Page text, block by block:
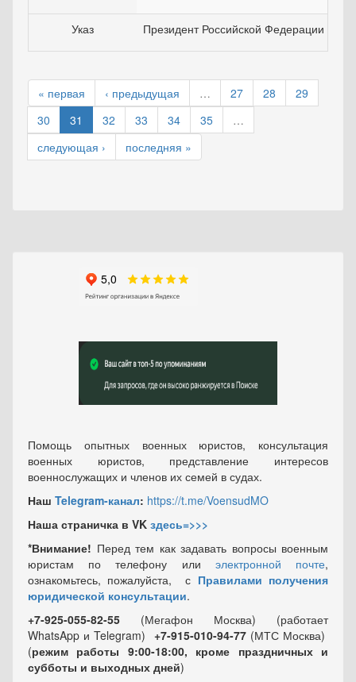
Указ Президент Российской Федерации
« первая ‹ предыдущая … 27 28
29
30
31 32 33 34 35
…
следующая ›
последняя »
Помощь опытных военных юристов, консультация
военных юристов, представление интересов
военнослужащих и членов их семей в судах.
Наш Telegram-канал: https://t.me/VoensudMO
Наша страничка в VK здесь=>>>
*Внимание! Перед тем как задавать вопросы военным
юристам по телефону или электронной почте,
ознакомьтесь, пожалуйста, с Правилами получения
юридической консультации.
+7-925-055-82-55 (Мегафон Москва) (работает
WhatsApp и Telegram) +7-915-010-94-77 (МТС Москва)
(режим работы 9:00-18:00, кроме праздничных и
субботы и выходных дней)